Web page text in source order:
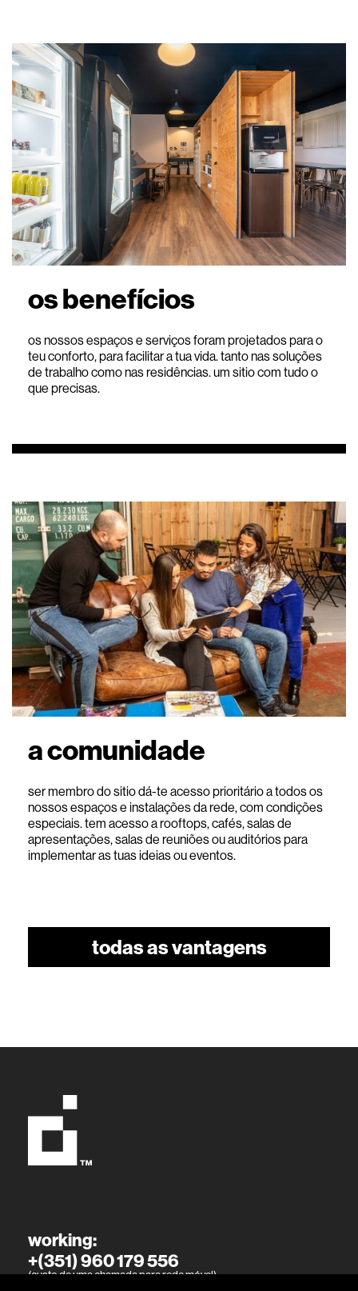
os benefícios
os nossos espaços e serviços foram projetados para o
teu conforto, para facilitar a tua vida. tanto nas soluções
de trabalho como nas residências. um sitio com tudo o
que precisas.
a comunidade
ser membro do sitio dá-te acesso prioritário a todos os
nossos espaços e instalações da rede, com condições
especiais. tem acesso a rooftops, cafés, salas de
apresentações, salas de reuniões ou auditórios para
implementar as tuas ideias ou eventos.
todas as vantagens
working:
+(351) 960 179 556
(custo de uma chamada para rede móvel)